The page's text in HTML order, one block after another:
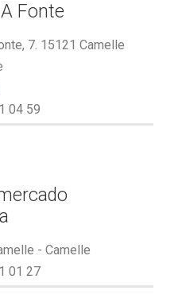
Fonte
7. 15121 Camelle
04 59
- Camelle
01 27